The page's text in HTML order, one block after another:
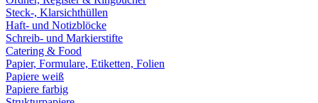
Steck-, Klarsichthüllen
Haft- und Notizblöcke
Schreib- und Markierstifte
Catering & Food
Papier, Formulare, Etiketten, Folien
Papiere weiß
Papiere farbig